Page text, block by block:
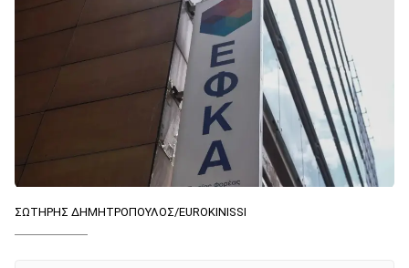
ΣΩΤΗΡΗΣ ΔΗΜΗΤΡΟΠΟΥΛΟΣ/EUROKINISSI